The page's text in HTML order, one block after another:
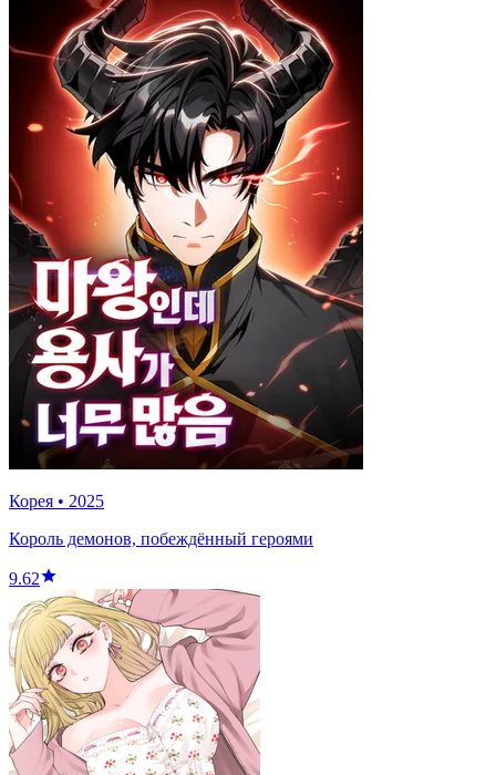
Корея • 2025
Король демонов, побеждённый героями
9.62